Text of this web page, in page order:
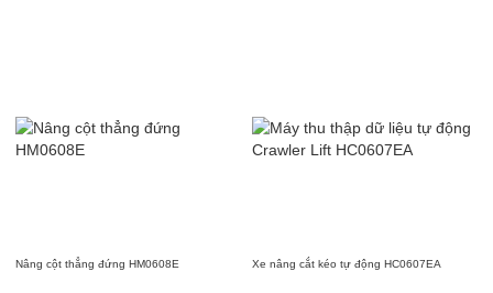
Nâng cột thẳng đứng HM0608E Xe nâng cắt kéo tự động HC0607EA